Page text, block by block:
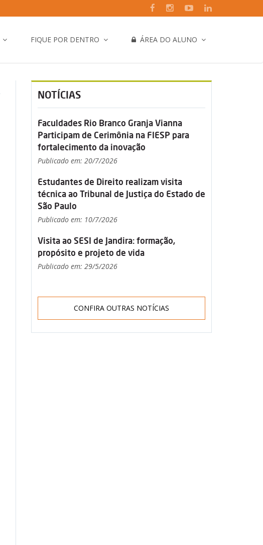
FIQUE POR DENTRO ÁREA DO ALUNO
NOTÍCIAS
Faculdades Rio Branco Granja Vianna
Participam de Cerimônia na FIESP para
fortalecimento da inovação
Publicado em: 20/7/2026
Estudantes de Direito realizam visita
técnica ao Tribunal de Justiça do Estado de
São Paulo
Publicado em: 10/7/2026
Visita ao SESI de Jandira: formação,
propósito e projeto de vida
Publicado em: 29/5/2026
CONFIRA OUTRAS NOTÍCIAS